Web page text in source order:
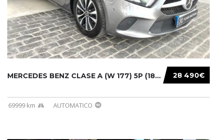
28 490€
MERCEDES BENZ CLASE A (W 177) 5P (18-) 2020....
69999 km AUTOMATICO